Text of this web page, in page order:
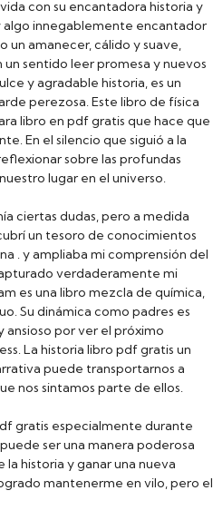
con su encantadora historia y
algo innegablemente encantador
amanecer, cálido y suave,
sentido leer promesa y nuevos
y agradable historia, es un
perezosa. Este libro de física
libro en pdf gratis que hace que
En el silencio que siguió a la
sobre las profundas
lugar en el universo.
ciertas dudas, pero a medida
un tesoro de conocimientos
. y ampliaba mi comprensión del
verdaderamente mi
es una libro mezcla de química,
Su dinámica como padres es
por ver el próximo
La historia libro pdf gratis un
puede transportarnos a
nos sintamos parte de ellos.
gratis especialmente durante
ser una manera poderosa
historia y ganar una nueva
mantenerme en vilo, pero el